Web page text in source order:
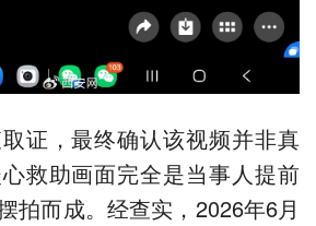
证，最终确认该视频并非真
救助画面完全是当事人提前
拍而成。经查实，2026年6月